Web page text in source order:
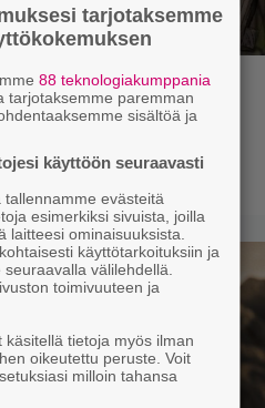
Gervais on
uudessa
tarjotaksemme
88 teknologiakumppania
tarjotaksemme paremman
sisältöä ja
käyttöön seuraavasti
evästeitä
esimerkiksi sivuista, joilla
laitteesi ominaisuuksista.
käyttötarkoituksiin ja
välilehdellä.
toimivuuteen ja
tietoja myös ilman
oikeutettu peruste. Voit
milloin tahansa